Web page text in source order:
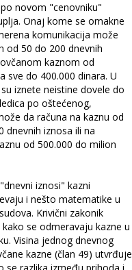
novom "cenovniku"
Onaj kome se omakne
komunikacija može
od 50 do 200 dnevnih
kaznom od
sve do 400.000 dinara. U
iznete neistine dovele do
po oštećenog,
da računa na kaznu od
dnevnih iznosa ili na
od 500.000 do milion
iznosi" kazni
i nešto matematike u
Krivični zakonik
se odmeravaju kazne u
Visina jednog dnevnog
kazne (član 49) utvrđuje